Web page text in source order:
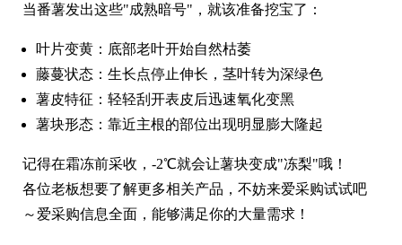
当番薯发出这些"成熟暗号"，就该准备挖宝了：
叶片变黄：底部老叶开始自然枯萎
藤蔓状态：生长点停止伸长，茎叶转为深绿色
薯皮特征：轻轻刮开表皮后迅速氧化变黑
薯块形态：靠近主根的部位出现明显膨大隆起
记得在霜冻前采收，-2℃就会让薯块变成"冻梨"哦！
各位老板想要了解更多相关产品，不妨来爱采购试试吧
～爱采购信息全面，能够满足你的大量需求！